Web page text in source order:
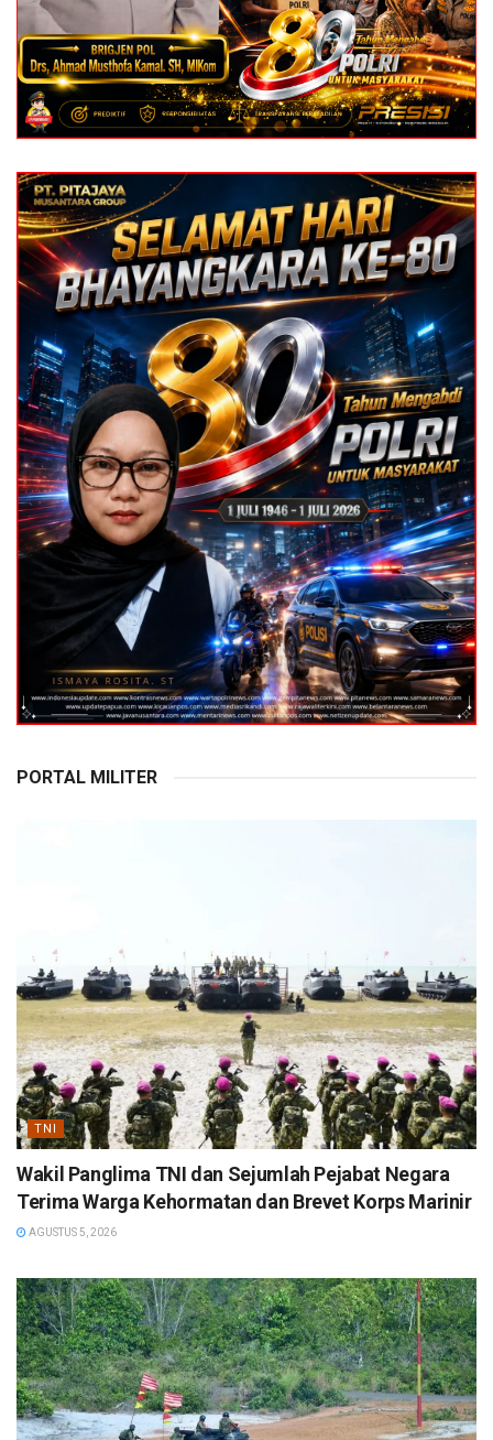
PORTAL MILITER
TNI
Wakil Panglima TNI dan Sejumlah Pejabat Negara
Terima Warga Kehormatan dan Brevet Korps Marinir
AGUSTUS 5, 2026